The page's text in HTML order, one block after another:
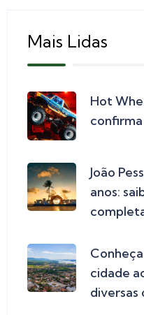
Mais Lidas
Hot
João
anos:
cidade
diversas